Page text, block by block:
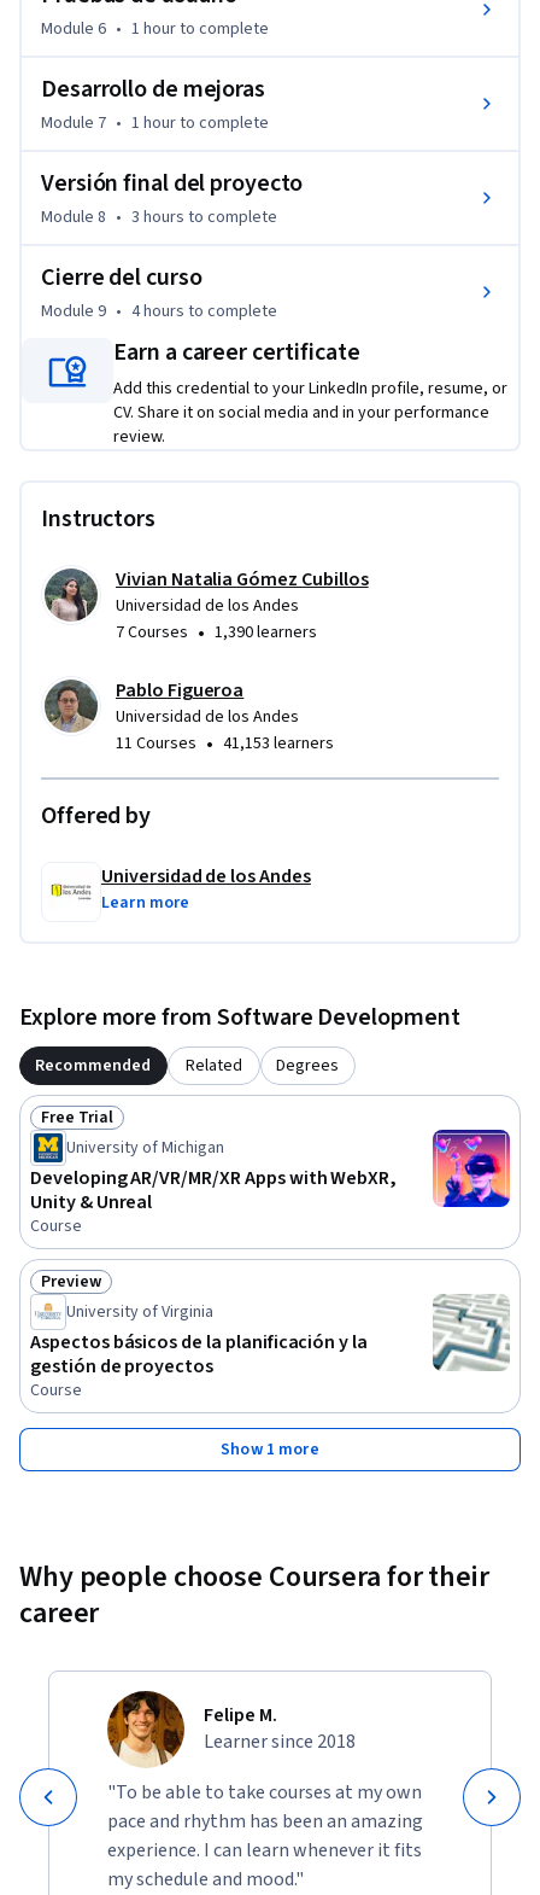
Module 6 • 1 hourto complete
Desarrollo de mejoras
Module 7 • 1 hourto complete
Versión final del proyecto
Module 8 • 3 hours to complete
Cierre del curso
Module 9 • 4 hours to complete
Earn a career certificate
Add this credential to your LinkedIn profile, resume, or
CV. Share it on social media and in your performance
review.
Instructors
Vivian Natalia Gómez Cubillos
Universidad de los Andes
7 Courses • 1,390 learners
Pablo Figueroa
Universidad de los Andes
11 Courses • 41,153 learners
Offered by
Universidad de los Andes
Learn more
Explore more from Software Development
Recommended Related Degrees
Status: Free Trial
Free Trial
University of Michigan
Developing AR/VR/MR/XR Apps with WebXR,
Unity & Unreal
Course
Status: Preview
Preview
University of Virginia
Aspectos básicos de la planificación y la
gestión de proyectos
Course
Show 1 more
Why people choose Coursera for their
career
Felipe M.
Learner since 2018
"To be able to take courses at my own
pace and rhythm has been an amazing
experience. I can learn whenever it fits
my schedule and mood."